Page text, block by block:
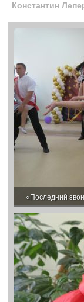
Константин
«Последний